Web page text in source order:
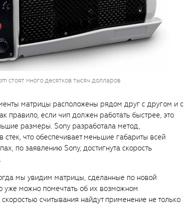
стоят много десятков тысяч долларов
матрицы расположены рядом друг с другом и с
правило, если чип должен работать быстрее, это
размеры. Sony разработала метод,
что обеспечивает меньшие габариты всей
по заявлению Sony, достигнута скорость
мы увидим матрицы, сделанные по новой
уже можно помечтать об их возможном
считывания найдут применение не только